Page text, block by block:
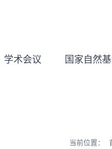
学术会议 国家自然
当前位置：